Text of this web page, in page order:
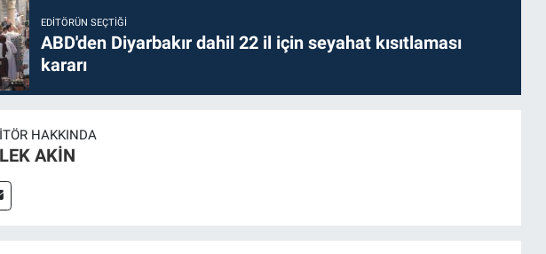
EDITÖRÜN SEÇTIĞI
ABD'den Diyarbakır dahil 22 il için seyahat kısıtlaması
kararı
HAKKINDA
AKİN